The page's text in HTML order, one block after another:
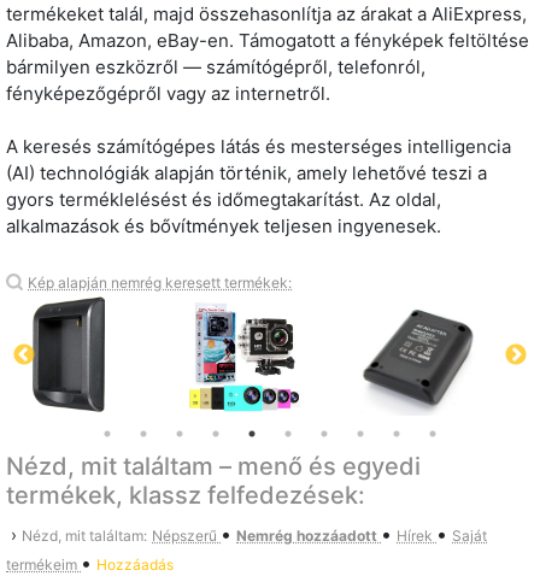
termékeket talál, majd összehasonlítja az árakat a AliExpress,
Alibaba, Amazon, eBay-en. Támogatott a fényképek feltöltése
bármilyen eszközről — számítógépről, telefonról,
fényképezőgépről vagy az internetről.
A keresés számítógépes látás és mesterséges intelligencia
(AI) technológiák alapján történik, amely lehetővé teszi a
gyors terméklelésést és időmegtakarítást. Az oldal,
alkalmazások és bővítmények teljesen ingyenesek.
Kép alapján nemrég keresett termékek:
Nézd, mit találtam – menő és egyedi
termékek, klassz felfedezések:
› Nézd, mit találtam: Népszerű • Nemrég hozzáadott • Hírek • Saját
termékeim • Hozzáadás